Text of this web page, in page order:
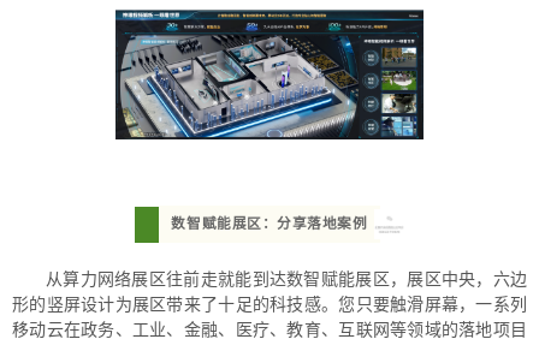
数智赋能展区：分享落地案例
从算力网络展区往前走就能到达数智赋能展区，展区中央，六边
形的竖屏设计为展区带来了十足的科技感。您只要触滑屏幕，一系列
移动云在政务、工业、金融、医疗、教育、互联网等领域的落地项目